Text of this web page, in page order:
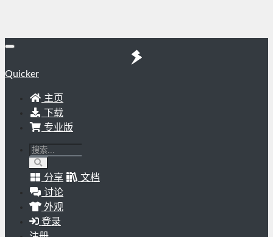
Quicker
主页
下载
专业版
分享
文档
讨论
外观
登录